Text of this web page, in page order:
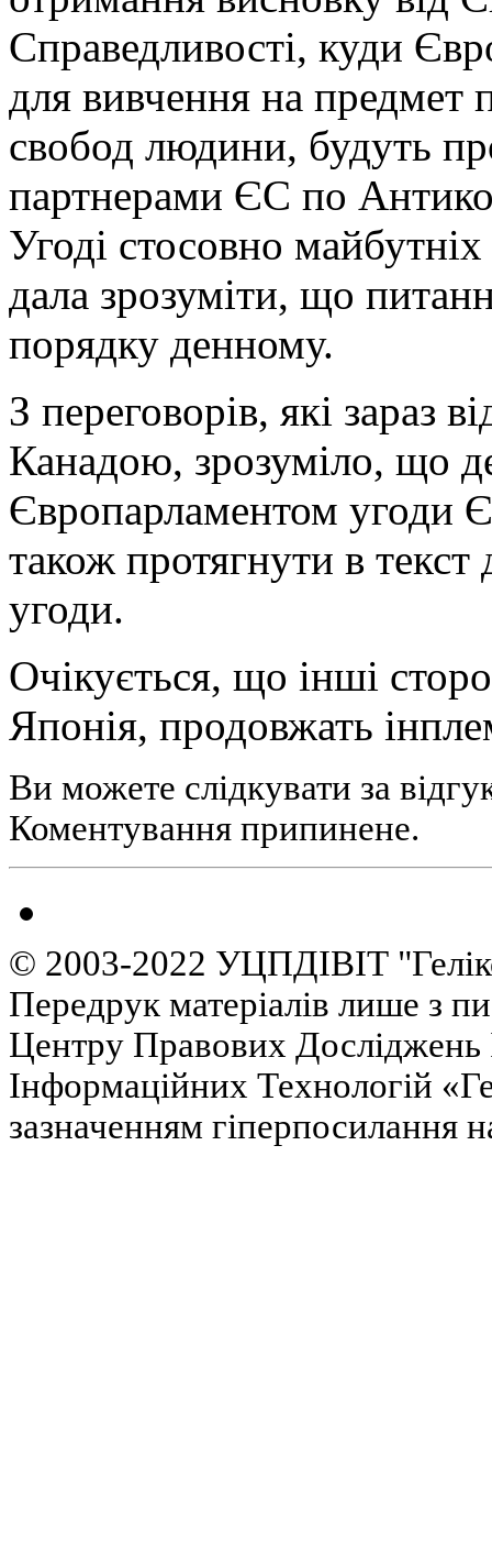
Справедливості, куди
для вивчення на предмет
свобод людини, будуть
партнерами ЄС по
Угоді стосовно
дала зрозуміти, що
порядку денному.
З переговорів, які зараз
Канадою, зрозуміло, що
Європарламентом угоди
також протягнути в текст
угоди.
Очікується, що інші
Японія, продовжать
Ви можете слідкувати за
Коментування припинене.
© 2003-2022 УЦПДІВІТ
Передрук матеріалів лише з
Центру Правових Досліджень
Інформаційних Технологій
зазначенням гіперпосилання